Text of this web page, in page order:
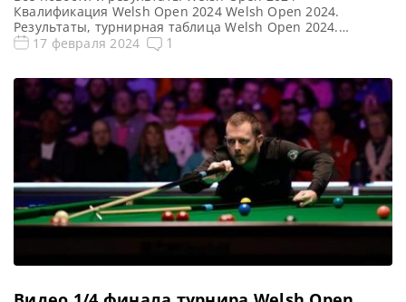
Квалификация Welsh Open 2024 Welsh Open 2024.
Результаты, турнирная таблица Welsh Open 2024.
Расписание трансляций Голосования и опросы Welsh
посмотреть матчи 1/2 финала рейтингового турнира по
снукеру Welsh Open […]
17 февраля 2024 1